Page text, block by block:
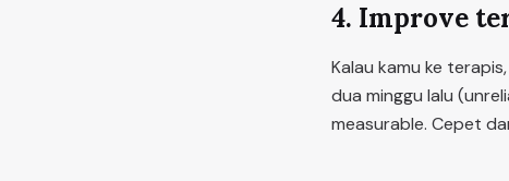
4. Improve
Kalau kamu ke
dua minggu lalu
measurable. Cepet